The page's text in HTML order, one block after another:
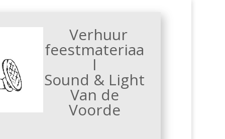
Verhuur
feestmateriaa
l
Sound & Light
Van de
Voorde